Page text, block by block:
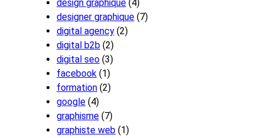
design graphique (4)
designer graphique (7)
digital agency (2)
digital b2b (2)
digital seo (3)
facebook (1)
formation (2)
google (4)
graphisme (7)
graphiste web (1)